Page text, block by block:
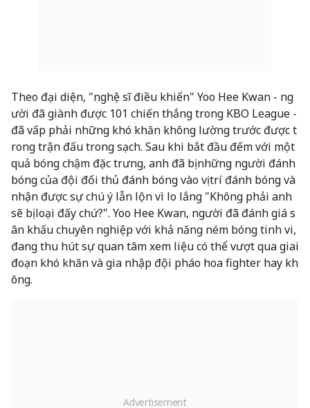
Theo đại diện, "nghệ sĩ điều khiển" Yoo Hee Kwan - ng
ười đã giành được 101 chiến thắng trong KBO League -
đã vấp phải những khó khăn không lường trước được t
rong trận đấu trong sạch. Sau khi bắt đầu đếm với một
quả bóng chậm đặc trưng, anh đã bị những người đánh
bóng của đội đối thủ đánh bóng vào vị trí đánh bóng và
nhận được sự chú ý lẫn lộn vì lo lắng "Không phải anh
sẽ bị loại đấy chứ?". Yoo Hee Kwan, người đã đánh giá s
ân khấu chuyên nghiệp với khả năng ném bóng tinh vi,
đang thu hút sự quan tâm xem liệu có thể vượt qua giai
đoạn khó khăn và gia nhập đội pháo hoa fighter hay kh
ông.